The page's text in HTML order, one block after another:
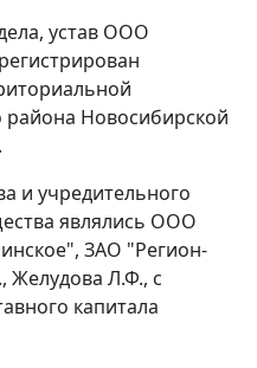
устав ООО
Новосибирской
и учредительного
являлись ООО
ЗАО "Регион-
Желудова Л.Ф., с
капитала